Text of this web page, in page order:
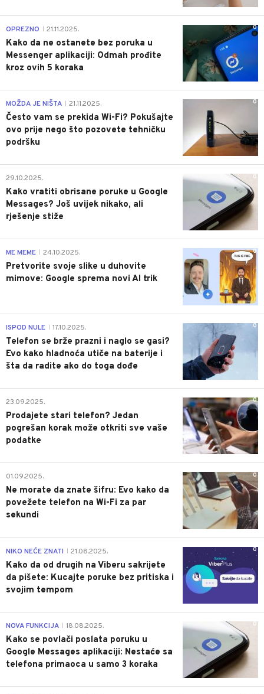
0
OPREZNO 21.11.2025.
Kako da ne ostanete bez poruka u
Messenger aplikaciji: Odmah prođite
kroz ovih 5 koraka
0
MOŽDA JE NIŠTA 21.11.2025.
Često vam se prekida Wi-Fi? Pokušajte
ovo prije nego što pozovete tehničku
podršku
0
29.10.2025.
Kako vratiti obrisane poruke u Google
Messages? Još uvijek nikako, ali
rješenje stiže
0
ME MEME 24.10.2025.
Pretvorite svoje slike u duhovite
mimove: Google sprema novi AI trik
0
ISPOD NULE 17.10.2025.
Telefon se brže prazni i naglo se gasi?
Evo kako hladnoća utiče na baterije i
šta da radite ako do toga dođe
0
23.09.2025.
Prodajete stari telefon? Jedan
pogrešan korak može otkriti sve vaše
podatke
0
01.09.2025.
Ne morate da znate šifru: Evo kako da
povežete telefon na Wi-Fi za par
sekundi
0
NIKO NEĆE ZNATI 21.08.2025.
Kako da od drugih na Viberu sakrijete
da pišete: Kucajte poruke bez pritiska i
svojim tempom
0
NOVA FUNKCIJA 18.08.2025.
Kako se povlači poslata poruku u
Google Messages aplikaciji: Nestaće sa
telefona primaoca u samo 3 koraka